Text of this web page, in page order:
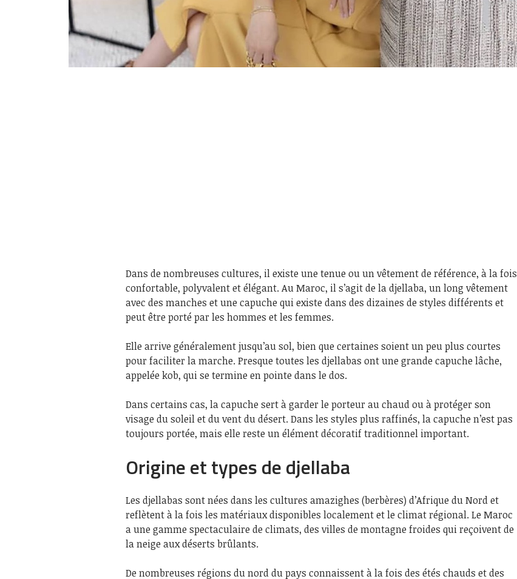
Dans de nombreuses cultures, il existe une tenue ou un vêtement de référence, à la fois
confortable, polyvalent et élégant. Au Maroc, il s’agit de la djellaba, un long vêtement
avec des manches et une capuche qui existe dans des dizaines de styles différents et
peut être porté par les hommes et les femmes.
Elle arrive généralement jusqu’au sol, bien que certaines soient un peu plus courtes
pour faciliter la marche. Presque toutes les djellabas ont une grande capuche lâche,
appelée kob, qui se termine en pointe dans le dos.
Dans certains cas, la capuche sert à garder le porteur au chaud ou à protéger son
visage du soleil et du vent du désert. Dans les styles plus raffinés, la capuche n’est pas
toujours portée, mais elle reste un élément décoratif traditionnel important.
Origine et types de djellaba
Les djellabas sont nées dans les cultures amazighes (berbères) d’Afrique du Nord et
reflètent à la fois les matériaux disponibles localement et le climat régional. Le Maroc
a une gamme spectaculaire de climats, des villes de montagne froides qui reçoivent de
la neige aux déserts brûlants.
De nombreuses régions du nord du pays connaissent à la fois des étés chauds et des